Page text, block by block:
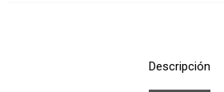
Descripción